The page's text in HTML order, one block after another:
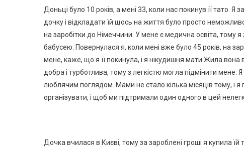
Доньці було 10 років, а мені 33, коли нас покинув її тато. Я
дочку і відкладати їй щось на життя було просто
на заробітки до Німеччини. У мене є медична освіта, тому
бабусею. Повернулася я, коли мені вже було 45 років, на
мене, каже, що я її покинула, і я нікудишня мати Жила вона
добра і турботлива, тому з легкістю могла підмінити
люблячим поглядом. Мами не стало кілька місяців тому, і
організувати, і щоб ми підтримали один одного в цей
Дочка вчилася в Києві, тому за зароблені гроші я купила